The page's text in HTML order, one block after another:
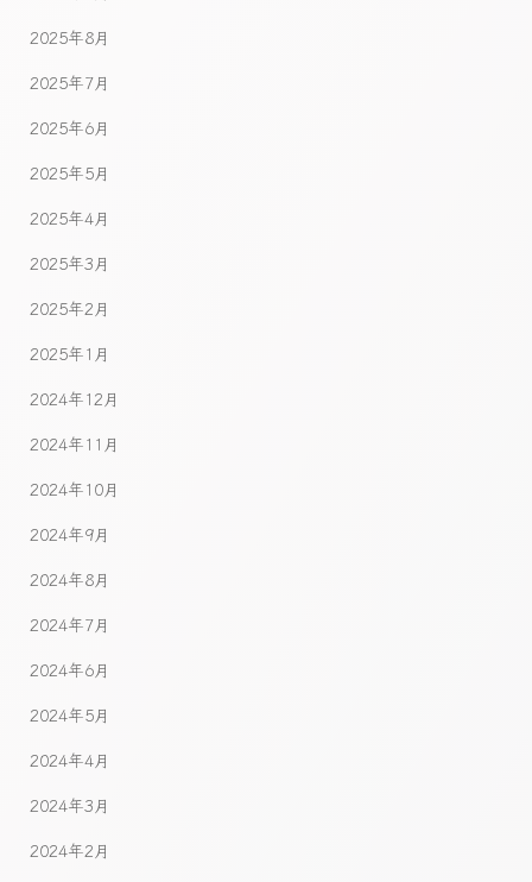
2025年8月
2025年7月
2025年6月
2025年5月
2025年4月
2025年3月
2025年2月
2025年1月
2024年12月
2024年11月
2024年10月
2024年9月
2024年8月
2024年7月
2024年6月
2024年5月
2024年4月
2024年3月
2024年2月